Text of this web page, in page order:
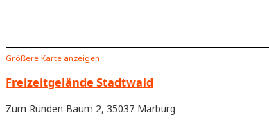
Größere Karte anzeigen
Freizeitgelände Stadtwald
Zum Runden Baum 2, 35037 Marburg